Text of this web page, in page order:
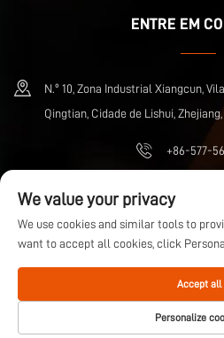
ENTRE EM
N.º 10, Zona Industrial Xiangcun,
Qingtian, Cidade de Lishui,
+86-577-
Política de
We value your privacy
We use cookies and similar tools to
want to accept all cookies, click
Personalize
Accept all